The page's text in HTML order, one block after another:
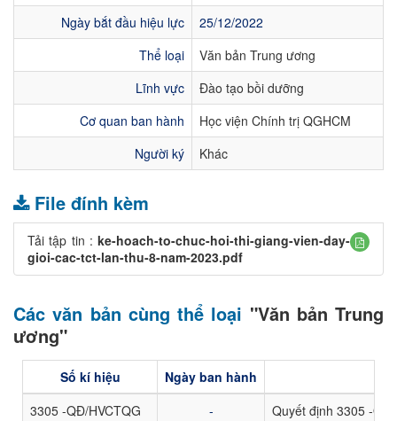
Ngày bắt đầu hiệu lực
25/12/2022
Thể loại
Văn bản Trung ương
Lĩnh vực
Đào tạo bồi dưỡng
Cơ quan ban hành
Học viện Chính trị QGHCM
Người ký
Khác
File đính kèm
Tải tập tin : ke-hoach-to-chuc-hoi-thi-giang-vien-day-
gioi-cac-tct-lan-thu-8-nam-2023.pdf
Các văn bản cùng thể loại "Văn bản Trung
ương"
Số kí hiệu
Ngày ban hành
3305 -QĐ/HVCTQG
-
Quyết định 3305 -